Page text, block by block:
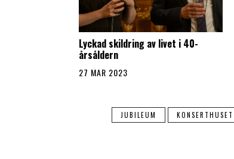
Lyckad skildring av livet i 40-
årsåldern
27 MAR 2023
JUBILEUM KONSERTHUSET